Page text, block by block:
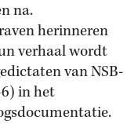
na.
herinneren
verhaal wordt
van NSB-
in het